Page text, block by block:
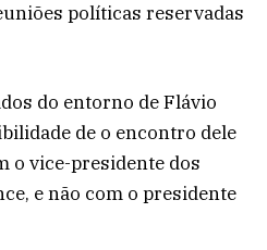
políticas reservadas
do entorno de Flávio
de o encontro dele
o vice-presidente dos
e não com o presidente